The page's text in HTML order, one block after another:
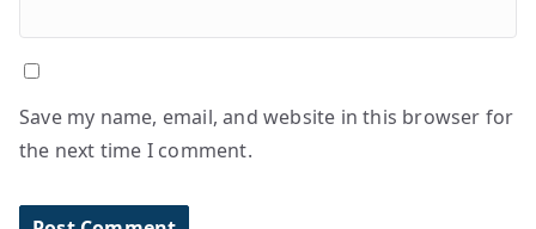
Save my name, email, and website in this browser for
the next time I comment.